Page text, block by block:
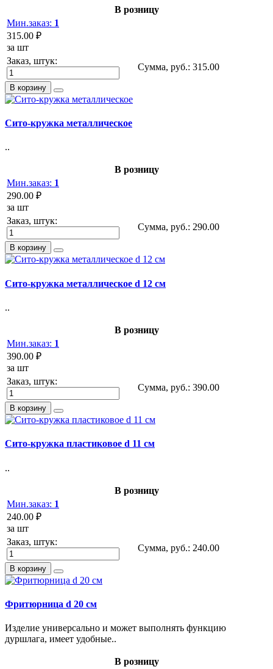
В розницу
Мин.заказ: 1
315.00 ₽
за шт
Заказ, штук:
Сумма, руб.: 315.00
В корзину
Сито-кружка металлическое
..
В розницу
Мин.заказ: 1
290.00 ₽
за шт
Заказ, штук:
Сумма, руб.: 290.00
В корзину
Сито-кружка металлическое d 12 см
..
В розницу
Мин.заказ: 1
390.00 ₽
за шт
Заказ, штук:
Сумма, руб.: 390.00
В корзину
Сито-кружка пластиковое d 11 см
..
В розницу
Мин.заказ: 1
240.00 ₽
за шт
Заказ, штук:
Сумма, руб.: 240.00
В корзину
Фритюрница d 20 см
Изделие универсально и может выполнять функцию
дуршлага, имеет удобные..
В розницу